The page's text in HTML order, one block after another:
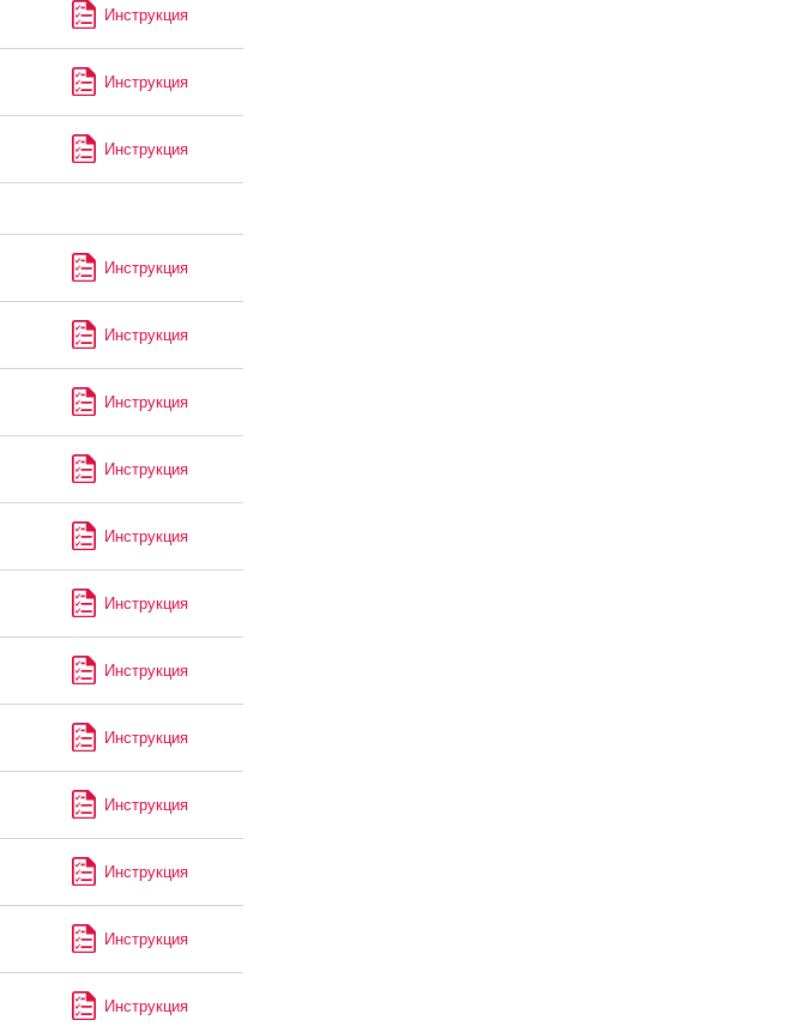
Инструкция
Инструкция
Инструкция
Инструкция
Инструкция
Инструкция
Инструкция
Инструкция
Инструкция
Инструкция
Инструкция
Инструкция
Инструкция
Инструкция
Инструкция